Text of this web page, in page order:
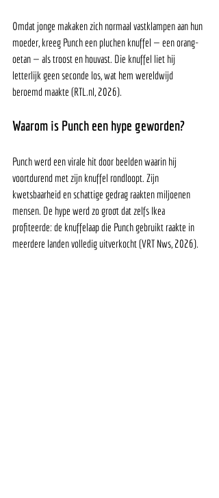
Omdat jonge makaken zich normaal vastklampen aan hun
moeder, kreeg Punch een pluchen knuffel — een orang-
oetan — als troost en houvast. Die knuffel liet hij
letterlijk geen seconde los, wat hem wereldwijd
beroemd maakte (RTL.nl, 2026).
Waarom is Punch een hype geworden?
Punch werd een virale hit door beelden waarin hij
voortdurend met zijn knuffel rondloopt. Zijn
kwetsbaarheid en schattige gedrag raakten miljoenen
mensen. De hype werd zo groot dat zelfs Ikea
profiteerde: de knuffelaap die Punch gebruikt raakte in
meerdere landen volledig uitverkocht (VRT Nws, 2026).